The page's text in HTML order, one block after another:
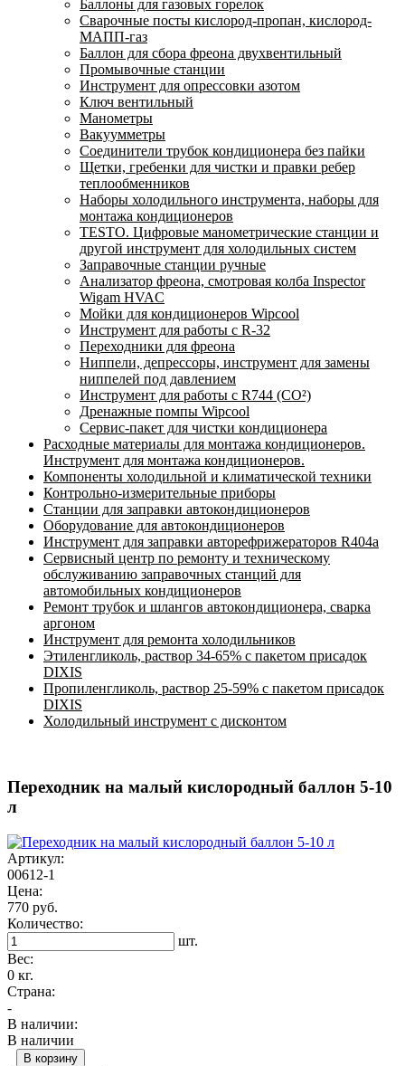
Баллоны для газовых горелок
Сварочные посты кислород-пропан, кислород-
МАПП-газ
Баллон для сбора фреона двухвентильный
Промывочные станции
Инструмент для опрессовки азотом
Ключ вентильный
Манометры
Вакуумметры
Соединители трубок кондиционера без пайки
Щетки, гребенки для чистки и правки ребер
теплообменников
Наборы холодильного инструмента, наборы для
монтажа кондиционеров
TESTO. Цифровые манометрические станции и
другой инструмент для холодильных систем
Заправочные станции ручные
Анализатор фреона, смотровая колба Inspector
Wigam HVAC
Мойки для кондиционеров Wipcool
Инструмент для работы с R-32
Переходники для фреона
Ниппели, депрессоры, инструмент для замены
ниппелей под давлением
Инструмент для работы с R744 (CO²)
Дренажные помпы Wipcool
Сервис-пакет для чистки кондиционера
Расходные материалы для монтажа кондиционеров.
Инструмент для монтажа кондиционеров.
Компоненты холодильной и климатической техники
Контрольно-измерительные приборы
Станции для заправки автокондиционеров
Оборудование для автокондиционеров
Инструмент для заправки авторефрижераторов R404a
Сервисный центр по ремонту и техническому
обслуживанию заправочных станций для
автомобильных кондиционеров
Ремонт трубок и шлангов автокондиционера, сварка
аргоном
Инструмент для ремонта холодильников
Этиленгликоль, раствор 34-65% с пакетом присадок
DIXIS
Пропиленгликоль, раствор 25-59% с пакетом присадок
DIXIS
Холодильный инструмент с дисконтом
Переходник на малый кислородный баллон 5-10
л
Артикул:
00612-1
Цена:
770 руб.
Количество:
шт.
Вес:
0 кг.
Страна:
-
В наличии:
В наличии
В корзину